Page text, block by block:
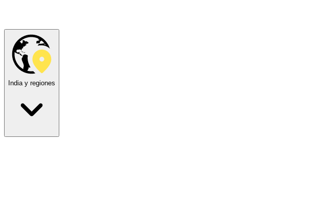
India y regiones